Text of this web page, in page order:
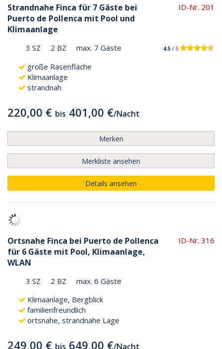
Strandnahe Finca für 7 Gäste bei
Puerto de Pollenca mit Pool und
Klimaanlage
ID-Nr. 201
3 SZ 2 BZ max. 7 Gäste 4.5 / 5
große Rasenfläche
Klimaanlage
strandnah
220,00 € bis 401,00 €/Nacht
Merken
Merkliste ansehen
Details ansehen
Ortsnahe Finca bei Puerto de Pollenca
für 6 Gäste mit Pool, Klimaanlage,
WLAN
ID-Nr. 316
3 SZ 2 BZ
max. 6 Gäste
Klimaanlage, Bergblick
familienfreundlich
ortsnahe, strandnahe Lage
249,00 € bis 649,00 €/Nacht